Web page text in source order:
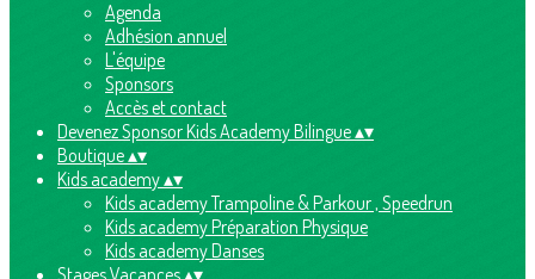
Agenda
Adhésion annuel
L'équipe
Sponsors
Accès et contact
Devenez Sponsor Kids Academy Bilingue▴▾
Boutique▴▾
Kids academy▴▾
Kids academy Trampoline & Parkour , Speedrun
Kids academy Préparation Physique
Kids academy Danses
Stages Vacances▴▾